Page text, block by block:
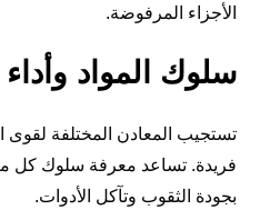
الأجزاء المرفوضة.
سلوك المواد
تستجيب المعادن المختلفة
فريدة. تساعد معرفة سلوك كل
بجودة الثقوب وتآكل الأدوات.